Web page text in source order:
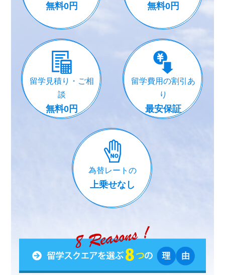
無料0円 無料0円
留学見積り・ご相
談
無料0円
留学費用の割引あ
り
最安保証
為替レートの
上乗せなし